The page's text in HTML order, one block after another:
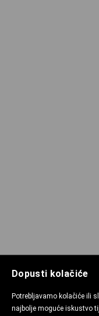
Dopusti kolačiće
Potrebljavamo kolačiće ili
najbolje moguće iskustvo